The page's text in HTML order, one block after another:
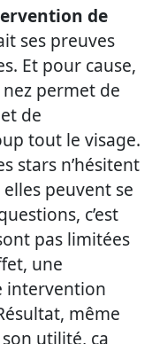
de
ses preuves
Et pour cause,
permet de
de
tout le visage.
stars n’hésitent
peuvent se
c’est
pas limitées
une
intervention
même
utilité, ça